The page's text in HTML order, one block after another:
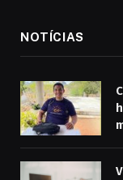
NOTÍCIAS